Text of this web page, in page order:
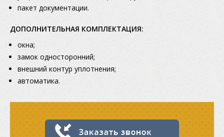
пакет документации.
ДОПОЛНИТЕЛЬНАЯ КОМПЛЕКТАЦИЯ:
окна;
замок односторонний;
внешний контур уплотнения;
автоматика.